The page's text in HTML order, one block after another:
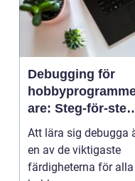
Debugging för
are: Steg-för-
metoder
Att lära sig debugga
en av de viktigaste
färdigheterna för alla